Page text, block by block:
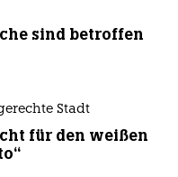
sind betroffen
Stadt
für den weißen